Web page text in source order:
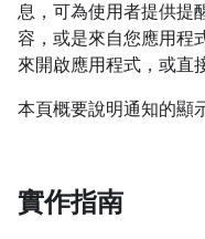
息，可為使用者提供提
容，或是來自您應用程
來開啟應用程式，或直
本頁概要說明通知的顯
實作指南